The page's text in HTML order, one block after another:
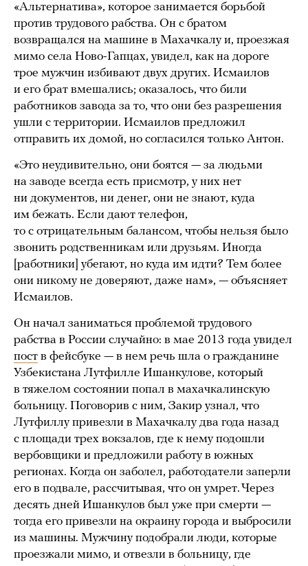
«Альтернатива», которое занимается борьбой
против трудового рабства. Он с братом
возвращался на машине в Махачкалу и, проезжая
мимо села Ново-Гапцах, увидел, как на дороге
трое мужчин избивают двух других. Исмаилов
и его брат вмешались; оказалось, что били
работников завода за то, что они без разрешения
ушли с территории. Исмаилов предложил
отправить их домой, но согласился только Антон.
«Это неудивительно, они боятся — за людьми
на заводе всегда есть присмотр, у них нет
ни документов, ни денег, они не знают, куда
им бежать. Если дают телефон,
то с отрицательным балансом, чтобы нельзя было
звонить родственникам или друзьям. Иногда
[работники] убегают, но куда им идти? Тем более
они никому не доверяют, даже нам», — объясняет
Исмаилов.
Он начал заниматься проблемой трудового
рабства в России случайно: в мае 2013 года увидел
пост в фейсбуке — в нем речь шла о гражданине
Узбекистана Лутфилле Ишанкулове, который
в тяжелом состоянии попал в махачкалинскую
больницу. Поговорив с ним, Закир узнал, что
Лутфиллу привезли в Махачкалу два года назад
с площади трех вокзалов, где к нему подошли
вербовщики и предложили работу в южных
регионах. Когда он заболел, работодатели заперли
его в подвале, рассчитывая, что он умрет. Через
десять дней Ишанкулов был уже при смерти —
тогда его привезли на окраину города и выбросили
из машины. Мужчину подобрали люди, которые
проезжали мимо, и отвезли в больницу, где